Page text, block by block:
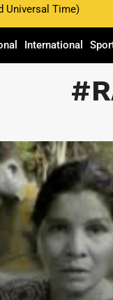
Universal Time)
International